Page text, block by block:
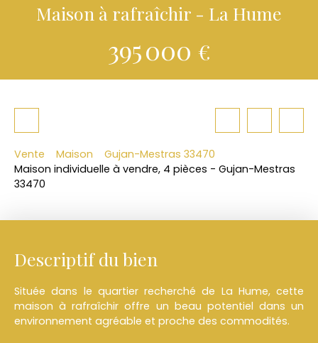
Maison à rafraîchir - La Hume
395 000 €
Vente Maison
Gujan-Mestras 33470
Maison individuelle à vendre, 4 pièces - Gujan-Mestras
33470
Descriptif du bien
Située dans le quartier recherché de La Hume, cette
maison à rafraîchir offre un beau potentiel dans un
environnement agréable et proche des commodités.